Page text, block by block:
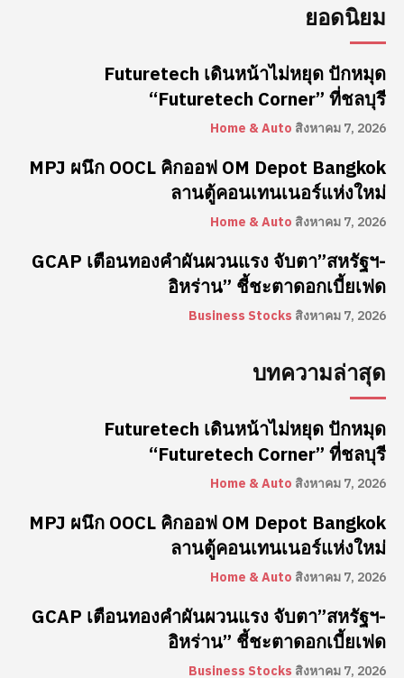
ยอดนิยม
Futuretech เดินหน้าไม่หยุด ปักหมุด
“Futuretech Corner” ที่ชลบุรี
Home & Auto สิงหาคม 7, 2026
MPJ ผนึก OOCL คิกออฟ OM Depot Bangkok
ลานตู้คอนเทนเนอร์แห่งใหม่
Home & Auto สิงหาคม 7, 2026
GCAP เตือนทองคำผันผวนแรง จับตา”สหรัฐฯ-
อิหร่าน” ชี้ชะตาดอกเบี้ยเฟด
Business Stocks สิงหาคม 7, 2026
บทความล่าสุด
Futuretech เดินหน้าไม่หยุด ปักหมุด
“Futuretech Corner” ที่ชลบุรี
Home & Auto สิงหาคม 7, 2026
MPJ ผนึก OOCL คิกออฟ OM Depot Bangkok
ลานตู้คอนเทนเนอร์แห่งใหม่
Home & Auto สิงหาคม 7, 2026
GCAP เตือนทองคำผันผวนแรง จับตา”สหรัฐฯ-
อิหร่าน” ชี้ชะตาดอกเบี้ยเฟด
Business Stocks สิงหาคม 7, 2026